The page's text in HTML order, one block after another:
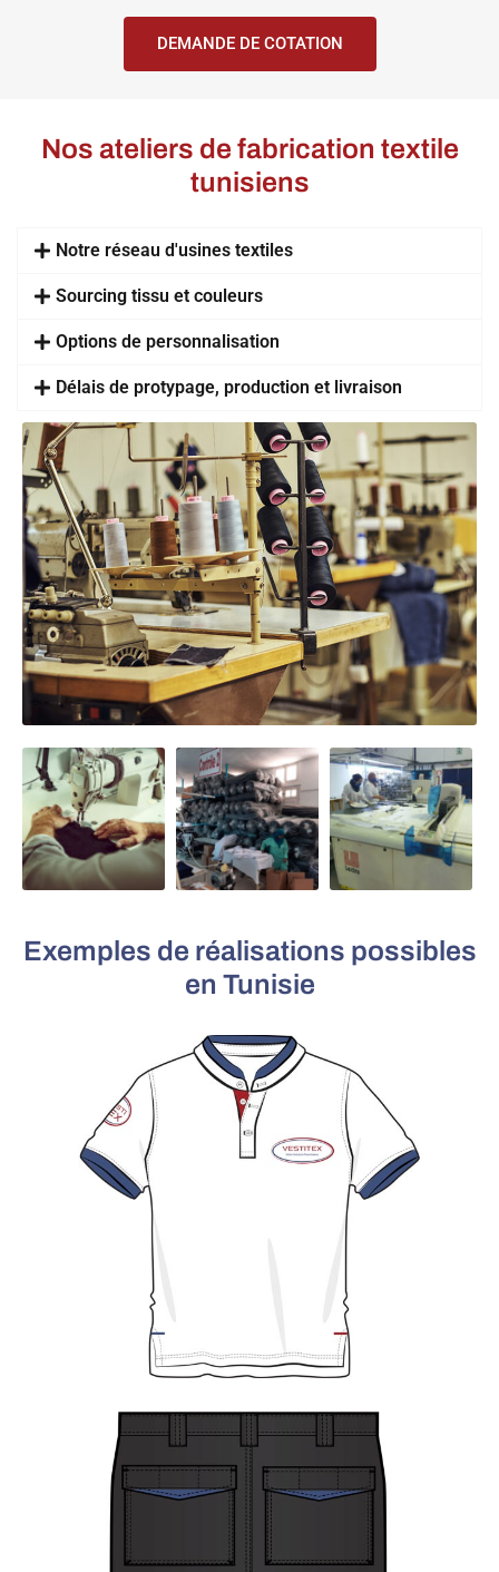
DEMANDE DE COTATION
Nos ateliers de fabrication textile
tunisiens
Notre réseau d'usines textiles
Sourcing tissu et couleurs
Options de personnalisation
Délais de protypage, production et livraison
Exemples de réalisations possibles
en Tunisie